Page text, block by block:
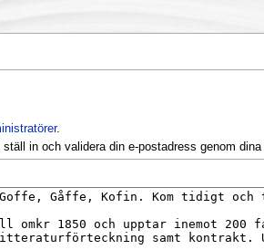
.
in och validera din e-postadress genom dina